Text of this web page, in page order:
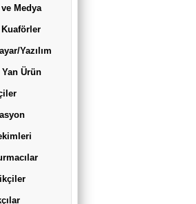
ve Medya
Kuaförler
Yazılım
Ürün